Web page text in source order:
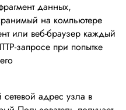
данных,
на компьютере
или веб-браузер каждый
запросе при попытке
адрес узла в